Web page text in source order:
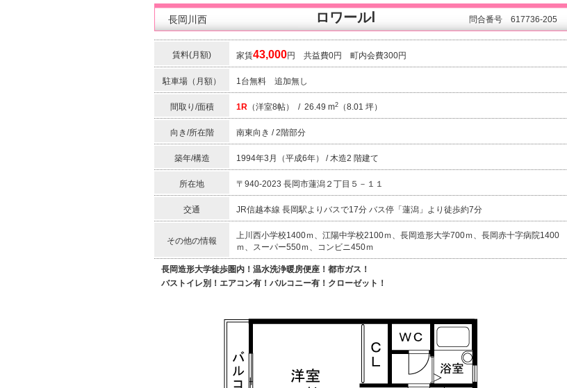
長岡川西 ロワールⅠ 問合番号 617736-205
賃料(月額) 家賃43,000円 共益費0円 町内会費300円
駐車場（月額） 1台無料 追加無し
間取り/面積 1R （洋室8帖） / 26.49 m2 （8.01 坪）
向き/所在階 南東向き / 2階部分
築年/構造 1994年3月（平成6年） / 木造2 階建て
所在地 〒940-2023 長岡市蓮潟２丁目５－１１
交通 JR信越本線 長岡駅よりバスで17分 バス停「蓮潟」より徒歩約7分
その他の情報
上川西小学校1400ｍ、江陽中学校2100ｍ、長岡造形大学700ｍ、長岡赤十字病院1400
ｍ、スーパー550ｍ、コンビニ450ｍ
長岡造形大学徒歩圏内！温水洗浄暖房便座！都市ガス！
バストイレ別！エアコン有！バルコニー有！クローゼット！